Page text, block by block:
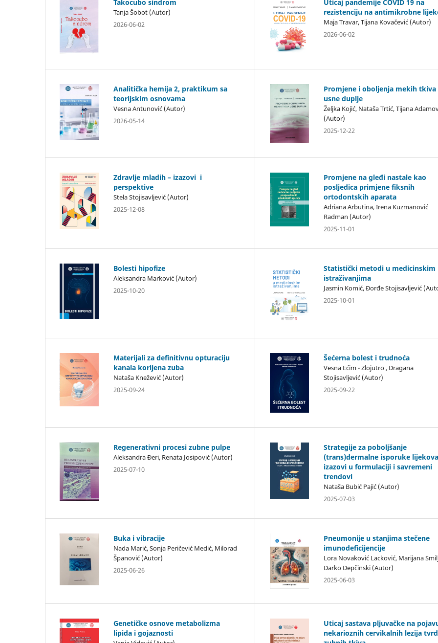
Takocubo sindrom
Tanja Šobot (Autor)
2026-06-02
Uticaj pandemije COVID 19 na
rezistenciju na antimikrobne
Маја Travar, Tijana Kovačević (Autor)
2026-06-02
Analitička hemija 2, praktikum sa
teorijskim osnovama
Vesna Antunović (Autor)
2026-05-14
Promjene i oboljenja mekih tkiva
usne duplje
Željka Kojić, Nataša Trtić, Tijana
(Autor)
2025-12-22
Zdravlje mladih – izazovi i
perspektive
Stela Stojisavljević (Autor)
2025-12-08
Promjene na gleđi nastale kao
posljedica primjene fiksnih
ortodontskih aparata
Adriana Arbutina, Irena Kuzmanović
Radman (Autor)
2025-11-01
Bolesti hipofize
Aleksandra Marković (Autor)
2025-10-20
Statistički metodi u medicinskim
istraživanjima
Jasmin Komić, Đorđe Stojisavljević
2025-10-01
Materijali za definitivnu opturaciju
kanala korijena zuba
Nataša Knežević (Autor)
2025-09-24
Šećerna bolest i trudnoća
Vesna Ećim - Zlojutro , Dragana
Stojisavljević (Autor)
2025-09-22
Regenerativni procesi zubne pulpe
Aleksandra Đeri, Renata Josipović (Autor)
2025-07-10
Strategije za poboljšanje
(trans)dermalne isporuke
izazovi u formulaciji i savremeni
trendovi
Nataša Bubić Pajić (Autor)
2025-07-03
Buka i vibracije
Nada Marić, Sonja Peričević Medić, Milorad
Španović (Autor)
2025-06-26
Pneumonije u stanjima stečene
imunodeficijencije
Lora Novaković Lacković, Marijana
Darko Depčinski (Autor)
2025-06-03
Genetičke osnove metabolizma
lipida i gojaznosti
Uticaj sastava pljuvačke na
nekarioznih cervikalnih lezija